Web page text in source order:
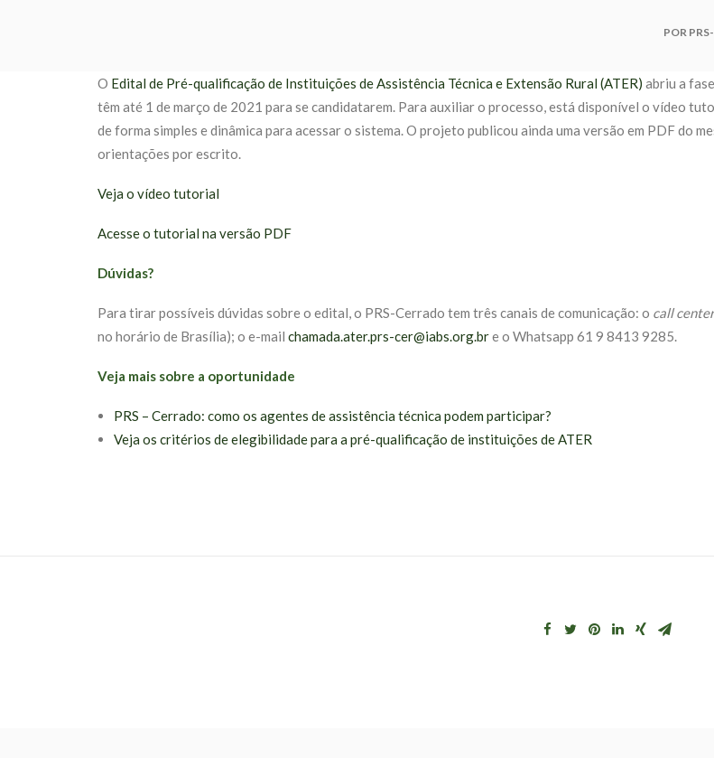
POR
O Edital de Pré-qualificação de Instituições de Assistência Técnica e Extensão Rural (ATER) abriu a
têm até 1 de março de 2021 para se candidatarem. Para auxiliar o processo, está disponível o vídeo
de forma simples e dinâmica para acessar o sistema. O projeto publicou ainda uma versão em PDF do
orientações por escrito.
Veja o vídeo tutorial
Acesse o tutorial na versão PDF
Dúvidas?
Para tirar possíveis dúvidas sobre o edital, o PRS-Cerrado tem três canais de comunicação: o call center
no horário de Brasília); o e-mail chamada.ater.prs-cer@iabs.org.bre o Whatsapp 61 9 8413 9285.
Veja mais sobre a oportunidade
PRS – Cerrado: como os agentes de assistência técnica podem participar?
Veja os critérios de elegibilidade para a pré-qualificação de instituições de ATER